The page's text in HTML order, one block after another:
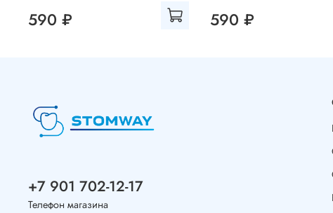
590 ₽ 590 ₽
+7 901 702-12-17
Телефон магазина